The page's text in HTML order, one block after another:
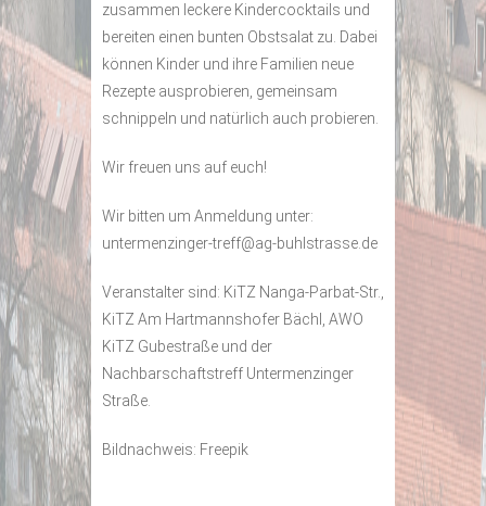
zusammen leckere Kindercocktails und
bereiten einen bunten Obstsalat zu. Dabei
können Kinder und ihre Familien neue
Rezepte ausprobieren, gemeinsam
schnippeln und natürlich auch probieren.
Wir freuen uns auf euch!
Wir bitten um Anmeldung unter:
untermenzinger-treff@ag-buhlstrasse.de
Veranstalter sind: KiTZ Nanga-Parbat-Str.,
KiTZ Am Hartmannshofer Bächl, AWO
KiTZ Gubestraße und der
Nachbarschaftstreff Untermenzinger
Straße.
Bildnachweis: Freepik